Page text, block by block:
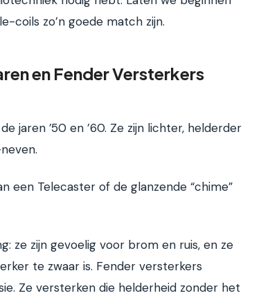
coils zo’n goede match zijn.
en Fender Versterkers
jaren ’50 en ’60. Ze zijn lichter, helderder
een Telecaster of de glanzende “chime”
ze zijn gevoelig voor brom en ruis, en ze
te zwaar is. Fender versterkers
Ze versterken die helderheid zonder het